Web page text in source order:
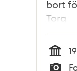
bort
Torg
Tid